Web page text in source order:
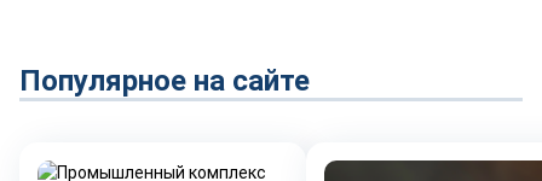
Популярное на сайте